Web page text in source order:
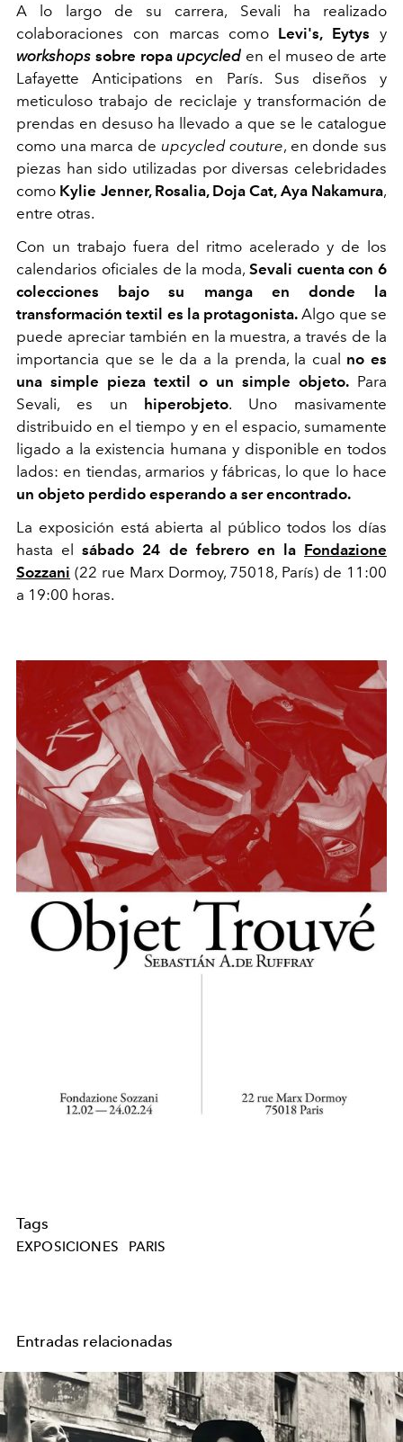
A lo largo de su carrera, Sevali ha realizado
colaboraciones con marcas como Levi's, Eytys y
workshops sobre ropa upcycled en el museo de arte
Lafayette Anticipations en París. Sus diseños y
meticuloso trabajo de reciclaje y transformación de
prendas en desuso ha llevado a que se le catalogue
como una marca de upcycled couture, en donde sus
piezas han sido utilizadas por diversas celebridades
como Kylie Jenner, Rosalia, Doja Cat, Aya Nakamura,
entre otras.
Con un trabajo fuera del ritmo acelerado y de los
calendarios oficiales de la moda, Sevali cuenta con 6
colecciones bajo su manga en donde la
transformación textil es la protagonista. Algo que se
puede apreciar también en la muestra, a través de la
importancia que se le da a la prenda, la cual no es
una simple pieza textil o un simple objeto. Para
Sevali, es un hiperobjeto. Uno masivamente
distribuido en el tiempo y en el espacio, sumamente
ligado a la existencia humana y disponible en todos
lados: en tiendas, armarios y fábricas, lo que lo hace
un objeto perdido esperando a ser encontrado.
La exposición está abierta al público todos los días
hasta elsábado 24 de febrero en la Fondazione
Sozzani (22 rue Marx Dormoy, 75018, París) de 11:00
a 19:00 horas.
Tags
EXPOSICIONES PARIS
Entradas relacionadas